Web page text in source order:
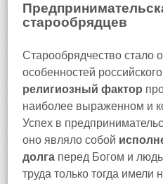
старообрядцев
Старообрядчество стало
особенностей
религиозный фактор
наиболее выраженном и
Успех в
оно являло собой
долга перед Богом и
труда только тогда имели